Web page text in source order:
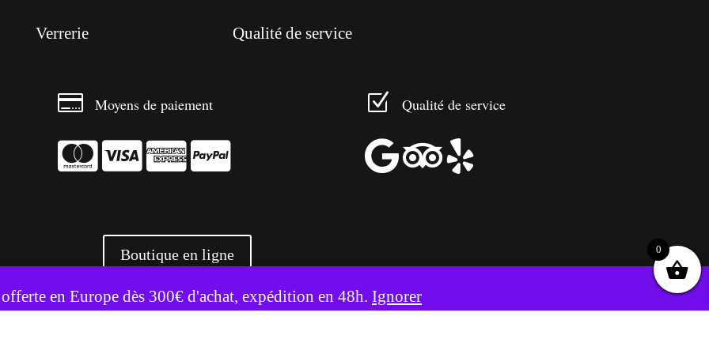
en Europe dès 300€ d'achat, expédition en 48h. Ignorer
Verrerie Qualité de service
 Moyens de paiement
  
Z Qualité de service

Boutique en ligne
+ 3500 références livrées partout en Europe
utilise des cookies pour améliorer votre expérience. Accepter Refuser
0